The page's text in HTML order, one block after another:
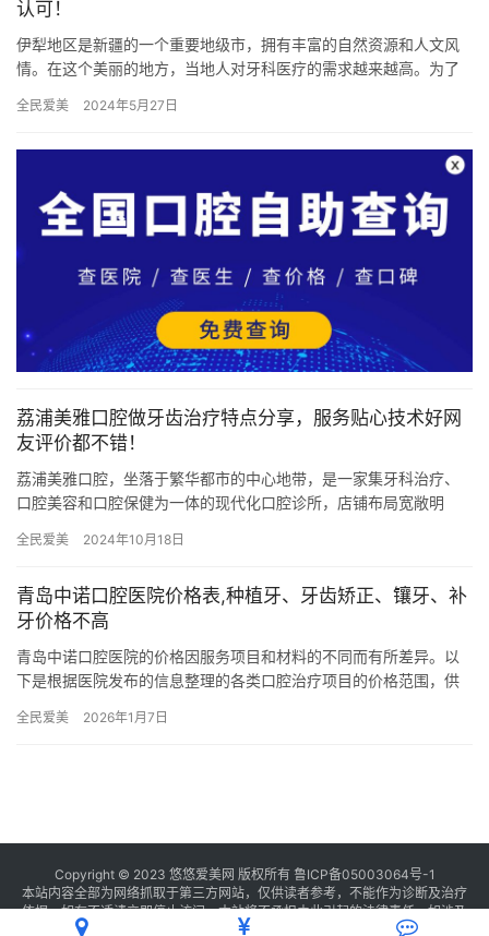
认可！
伊犁地区是新疆的一个重要地级市，拥有丰富的自然资源和人文风
情。在这个美丽的地方，当地人对牙科医疗的需求越来越高。为了
在本文…
全民爱美 2024年5月27日
荔浦美雅口腔做牙齿治疗特点分享，服务贴心技术好网
友评价都不错！
荔浦美雅口腔，坐落于繁华都市的中心地带，是一家集牙科治疗、
口腔美容和口腔保健为一体的现代化口腔诊所，店铺布局宽敞明
就诊环境…
全民爱美 2024年10月18日
青岛中诺口腔医院价格表,种植牙、牙齿矫正、镶牙、补
牙价格不高
青岛中诺口腔医院的价格因服务项目和材料的不同而有所差异。以
下是根据医院发布的信息整理的各类口腔治疗项目的价格范围，供
全民爱美 2026年1月7日
Copyright © 2023 悠悠爱美网 版权所有 鲁ICP备05003064号-1
本站内容全部为网络抓取于第三方网站，仅供读者参考，不能作为诊断及治疗
依据，如有不适请立即停止访问，本站将不承担由此引起的法律责任。如涉及
联系我们